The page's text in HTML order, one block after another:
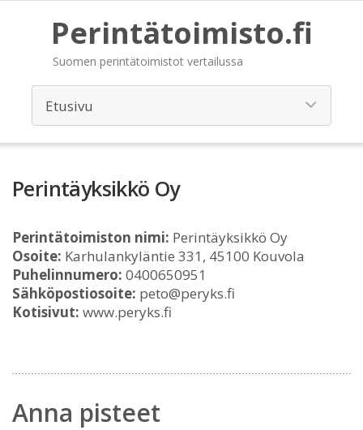
Perintätoimisto.fi
Suomen perintätoimistot vertailussa
Perintäyksikkö Oy
Perintätoimiston nimi: Perintäyksikkö Oy
Osoite: Karhulankyläntie 331, 45100 Kouvola
Puhelinnumero: 0400650951
Sähköpostiosoite: peto@peryks.fi
Kotisivut: www.peryks.fi
Anna pisteet